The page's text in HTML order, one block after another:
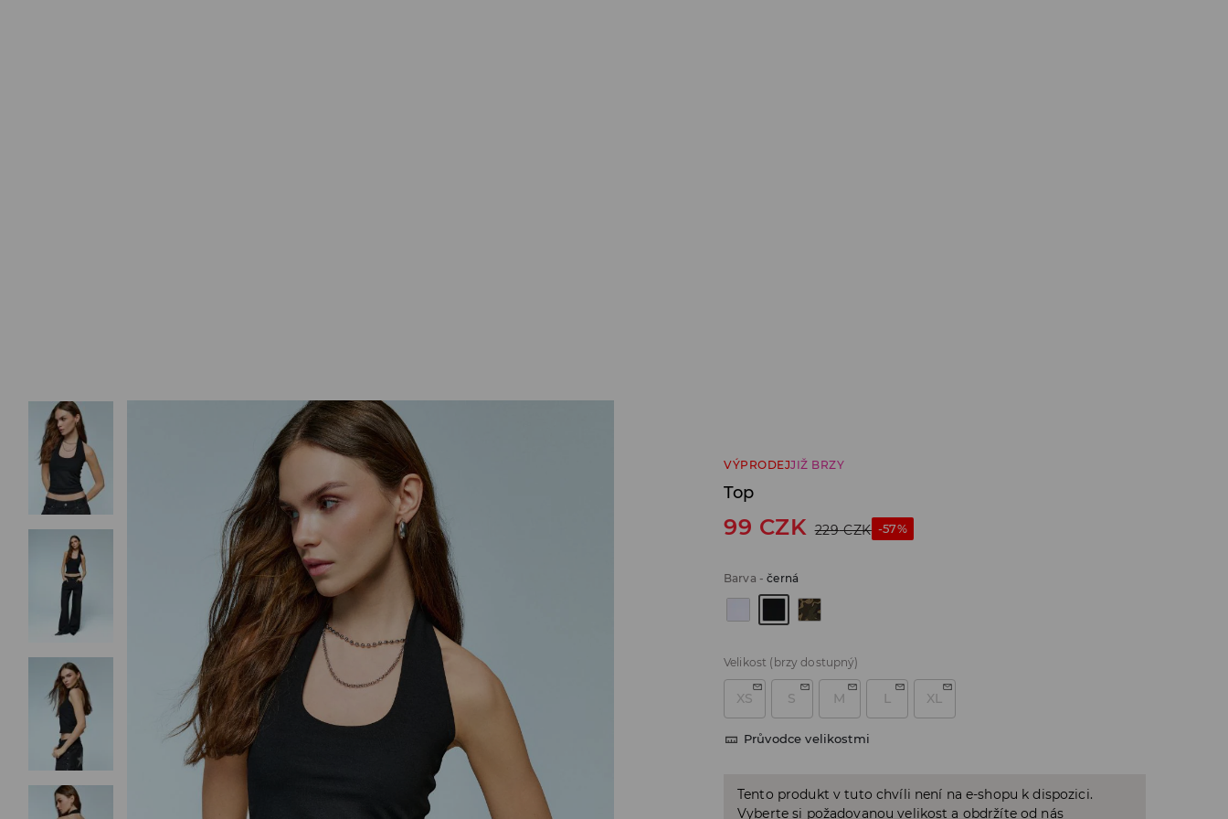
VÝPRODEJJIŽ BRZY
Top
99 CZK 229 CZK -57%
Barva -černá
Velikost (brzy dostupný)
XS S M L XL
Průvodce velikostmi
Tento produkt v tuto chvíli není na e-shopu k dispozici.
Vyberte si požadovanou velikost a obdržíte od nás